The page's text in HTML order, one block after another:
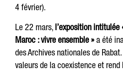
4 février).
Le 22 mars, l’exposition intitulée
Maroc : vivre ensemble »a été
des Archives nationales de
valeurs de la coexistence et